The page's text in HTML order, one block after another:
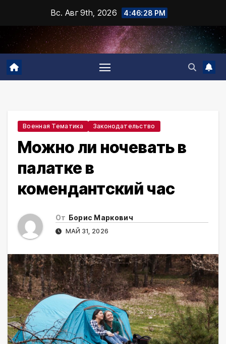
содержимому
Вс. Авг 9th, 2026 4:46:29 PM
Военная Тематика Законодательство
Можно ли ночевать в
палатке в
комендантский час
От Борис Маркович
МАЙ 31, 2026